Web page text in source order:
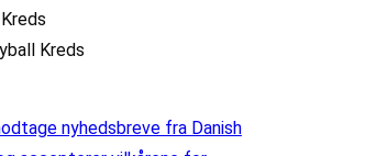
Kreds
nyhedsbreve fra Danish